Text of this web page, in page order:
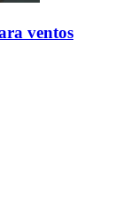
ventos